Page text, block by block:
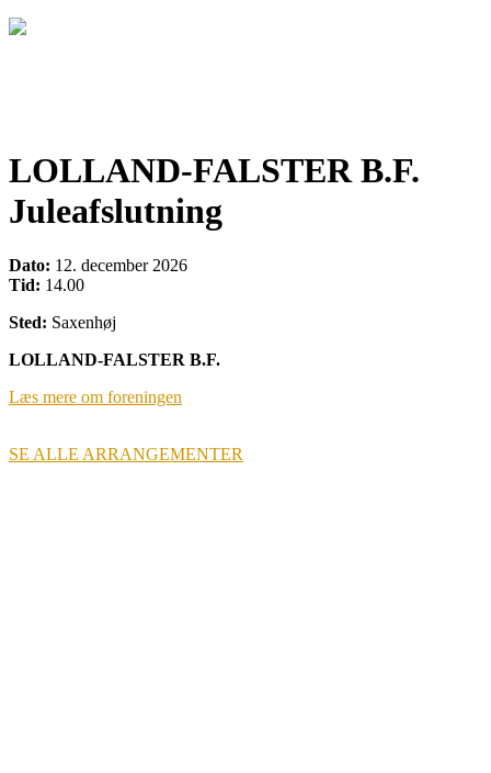
LOLLAND-FALSTER B.F.
Juleafslutning
Dato: 12. december 2026
Tid: 14.00
Sted: Saxenhøj
LOLLAND-FALSTER B.F.
Læs mere om foreningen
SE ALLE ARRANGEMENTER